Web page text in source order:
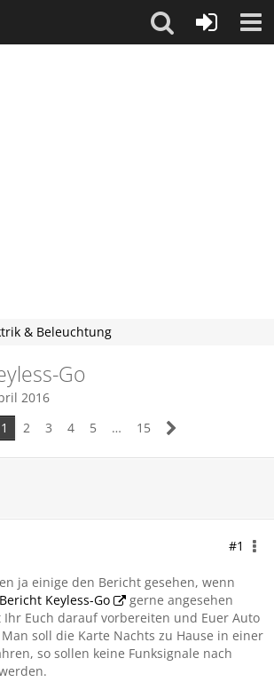
& Beleuchtung
Go
2016
1
2 3 4 5 … 15
#1
ja einige den Bericht gesehen, wenn
Bericht Keyless-Go
gerne angesehen
Ihr Euch darauf vorbereiten und Euer Auto
soll die Karte Nachts zu Hause in einer
so sollen keine Funksignale nach